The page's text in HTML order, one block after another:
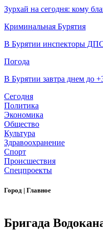
Зурхай на сегодня: кому
Криминальная Бурятия
В Бурятии инспекторы ДПС
Погода
В Бурятии завтра днем до
Сегодня
Политика
Экономика
Общество
Культура
Здравоохранение
Спорт
Происшествия
Спецпроекты
Город | Главное
Бригада